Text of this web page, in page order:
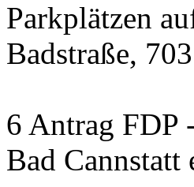
Parkplätzen
Badstraße,
6 Antrag FDP
Bad Cannstatt